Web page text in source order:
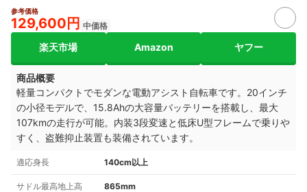
参考価格
129,600円 中価格
楽天市場 Amazon ヤフー
商品概要
軽量コンパクトでモダンな電動アシスト自転車です。20インチ
の小径モデルで、15.8Ahの大容量バッテリーを搭載し、最大
107kmの走行が可能。内装3段変速と低床U型フレームで乗りや
すく、盗難抑止装置も装備されています。
適応身長 140cm以上
サドル最高地上高 865mm